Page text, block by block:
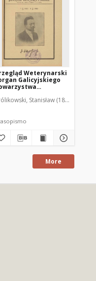
Weterynarski
Galicyjskiego
R. 20, nr 5
Stanisław (1853-1924).
More